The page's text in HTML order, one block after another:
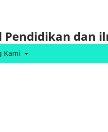
dan
Kami